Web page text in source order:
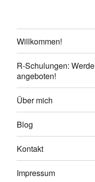
Willkommen!
R-Schulungen:
angeboten!
Über mich
Blog
Kontakt
Impressum